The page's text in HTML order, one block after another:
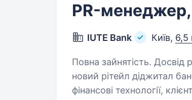
PR-менеджер,
IUTE Bank Київ, 6,5
Повна зайнятість. Досвід
новий рітейл дiджитал
фінансові технології,